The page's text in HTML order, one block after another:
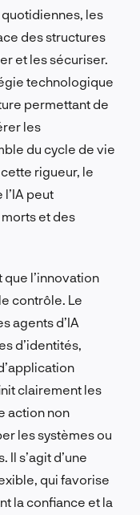
les
des structures
et les sécuriser.
technologique
permettant de
les
du cycle de vie
rigueur, le
peut
et des
que l’innovation
contrôle. Le
agents d’IA
d’identités,
clairement les
action non
les systèmes ou
s’agit d’une
qui favorise
la confiance et la